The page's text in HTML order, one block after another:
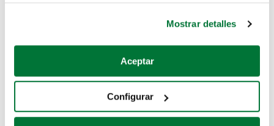
Si lo permite, también quisiéramos:
Recopilar información sobre su ubicación geográfica
Identificar su dispositivo analizándolo activamente
para buscar características específicas (huellas
Mostrar detalles
Aceptar
Configurar
Coches de segunda mano
Coches de km0